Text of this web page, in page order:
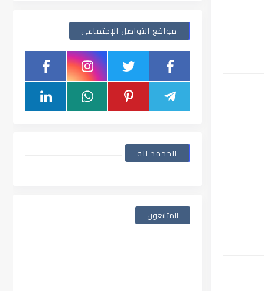
مواقع التواصل الإجتماعي
الححمد لله
المتابعون